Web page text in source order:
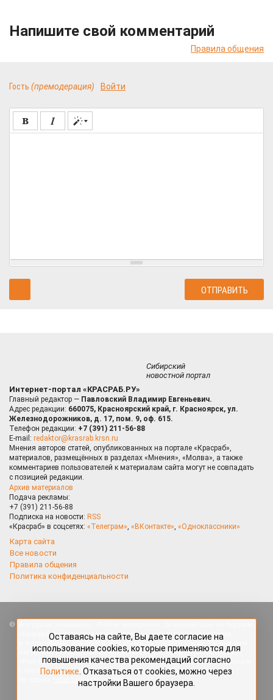
Напишите свой комментарий
Правила общения
Гость (премодерация) Войти
Сибирский
новостной портал
Интернет-портал «КРАСРАБ.РУ»
Главный редактор — Павловский Владимир Евгеньевич.
Адрес редакции: 660075, Красноярский край, г. Красноярск, ул.
Железнодорожников, д. 17, пом. 9, оф. 615.
Телефон редакции: +7 (391) 211-56-88
E-mail: redaktor@krasrab.krsn.ru
Мнения авторов статей, опубликованных на портале «Красраб»,
материалов, размещённых в разделах «Мнения», «Молва», а также
комментариев пользователей к материалам сайта могут не совпадать
с позицией редакции.
Архив материалов
Подача рекламы:
+7 (391) 211-56-88
Подписка на новости: RSS
«Красраб» в соцсетях: «Телеграм», «ВКонтакте», «Одноклассники»
Карта сайта
Все новости
Правила общения
Политика конфиденциальности
«Красраб.ру» сотрудниками редакции, нештатными авторами
и читателями, являются объектами авторского права. Полное или
частичное использование материалов, размещённых на портале
«Красраб.ру», допускается только с письменного согласия редакции
с указанием ссылки на источник. Все вопросы можно задать
redaktor@krasrab.krsn.ru.
повышения качества рекомендаций согласно
Политике. Отказаться от cookies, можно через
настройки Вашего браузера.